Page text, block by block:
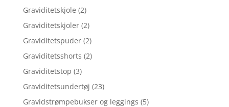
Graviditetskjole (2)
Graviditetskjoler (2)
Graviditetspuder (2)
Graviditetsshorts (2)
Graviditetstop (3)
Graviditetsundertøj (23)
Gravidstrømpebukser og leggings (5)